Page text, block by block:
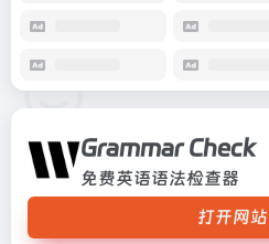
Grammar Check
免费英语语法检查器
打开网站